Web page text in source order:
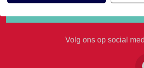
Volg ons op social